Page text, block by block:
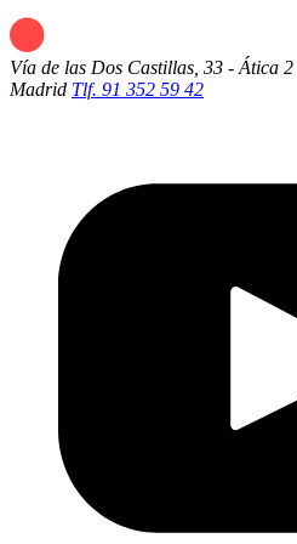
Vía de las Dos Castillas, 33 - Ática 2
Madrid Tlf. 91 352 59 42